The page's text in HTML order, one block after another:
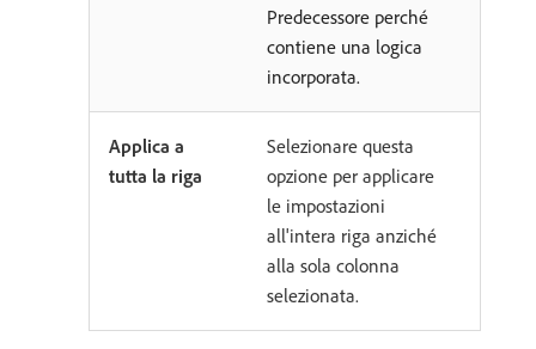
Predecessore perché
contiene una logica
incorporata.
Applica a
tutta la riga
Selezionare questa
opzione per applicare
le impostazioni
all'intera riga anziché
alla sola colonna
selezionata.